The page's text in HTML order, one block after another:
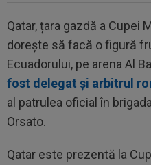
Qatar, țara gazdă a Cupei
dorește să facă o figură
Ecuadorului, pe arena Al
fost delegat și arbitrul
al patrulea oficial în
Orsato.
Qatar este prezentă la